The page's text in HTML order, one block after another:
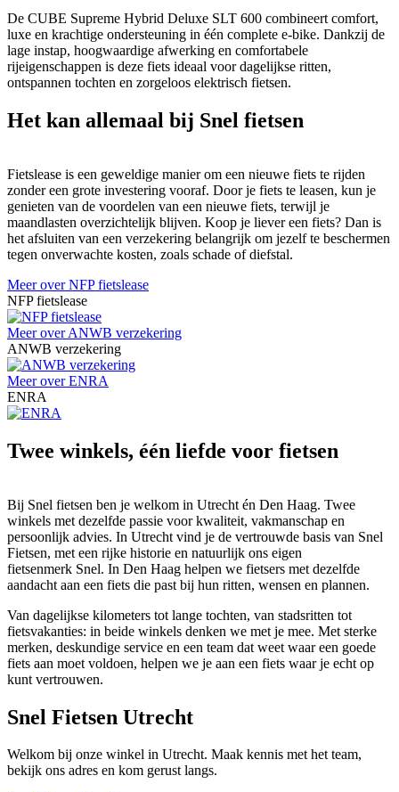
De CUBE Supreme Hybrid Deluxe SLT 600 combineert comfort,
luxe en krachtige ondersteuning in één complete e-bike. Dankzij de
lage instap, hoogwaardige afwerking en comfortabele
rijeigenschappen is deze fiets ideaal voor dagelijkse ritten,
ontspannen tochten en zorgeloos elektrisch fietsen.
Het kan allemaal bij Snel fietsen
Fietslease is een geweldige manier om een nieuwe fiets te rijden
zonder een grote investering vooraf. Door je fiets te leasen, kun je
genieten van de voordelen van een nieuwe fiets, terwijl je
maandlasten overzichtelijk blijven. Koop je liever een fiets? Dan is
het afsluiten van een verzekering belangrijk om jezelf te beschermen
tegen onverwachte kosten, zoals schade of diefstal.
Meer over NFP fietslease
NFP fietslease
Meer over ANWB verzekering
ANWB verzekering
Meer over ENRA
ENRA
Twee winkels, één liefde voor fietsen
Bij Snel fietsen ben je welkom in Utrecht én Den Haag. Twee
winkels met dezelfde passie voor kwaliteit, vakmanschap en
persoonlijk advies. In Utrecht vind je de vertrouwde basis van Snel
Fietsen, met een rijke historie en natuurlijk ons eigen
fietsenmerk Snel. In Den Haag helpen we fietsers met dezelfde
aandacht aan een fiets die past bij hun ritten, wensen en plannen.
Van dagelijkse kilometers tot lange tochten, van stadsritten tot
fietsvakanties: in beide winkels denken we met je mee. Met sterke
merken, deskundige service en een team dat weet waar een goede
fiets aan moet voldoen, helpen we je aan een fiets waar je echt op
kunt vertrouwen.
Snel Fietsen Utrecht
Welkom bij onze winkel in Utrecht. Maak kennis met het team,
bekijk ons adres en kom gerust langs.